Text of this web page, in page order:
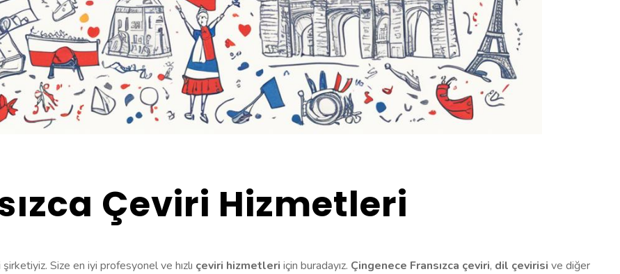
Çeviri Hizmetleri
Size en iyi profesyonel ve hızlı çeviri hizmetleri için buradayız. Çingenece Fransızca çeviri, dil çevirisi ve diğer